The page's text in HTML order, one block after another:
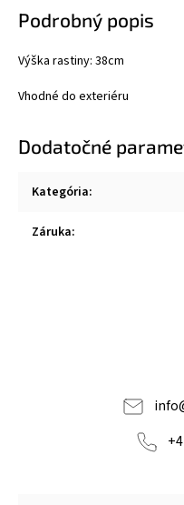
Podrobný popis
Výška rastiny: 38cm
Vhodné do exteriéru
Dodatočné
Kategória:
Záruka:
info